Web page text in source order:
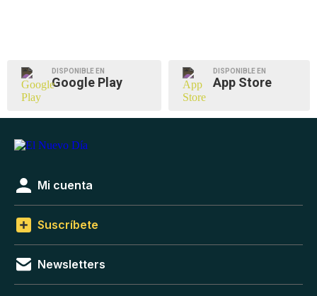
DISPONIBLE EN
Google Play
DISPONIBLE EN
App Store
Mi cuenta
Suscríbete
Newsletters